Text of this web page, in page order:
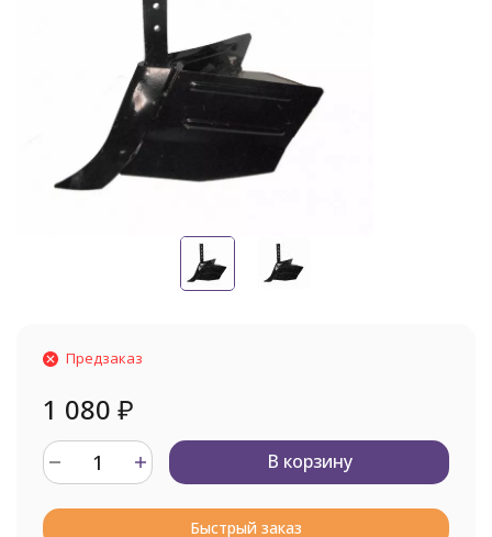
Предзаказ
1 080 ₽
В корзину
Быстрый заказ